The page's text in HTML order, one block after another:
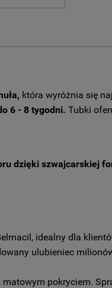
która wyróżnia się
6 - 8 tygodni. Tubki
dzięki szwajcarskiej
idealny dla
ulubieniec
pokryciem.